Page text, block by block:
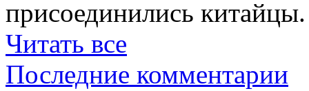
присоединились китайцы.
Читать все
Последние комментарии